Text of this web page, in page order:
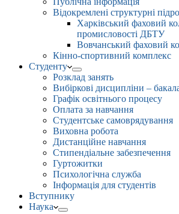
Відокремлені структурні
Харківський фаховий
промисловості ДБТУ
Вовчанський фаховий
Кінно-спортивний комплекс
Студенту
Розклад занять
Вибіркові дисципліни –
Графік освітнього процесу
Оплата за навчання
Студентське самоврядування
Виховна робота
Дистанційне навчання
Стипендіальне забезпечення
Гуртожитки
Психологічна служба
Інформація для студентів
Вступнику
Наука